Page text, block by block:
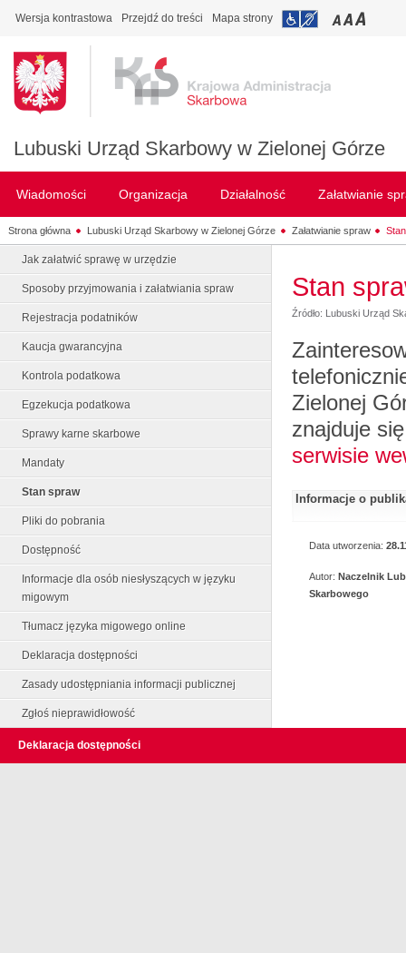
Wersja kontrastowa Przejdź do treści Mapa strony
Lubuski Urząd Skarbowy w Zielonej Górze
Wiadomości Organizacja Działalność Załatwianie
Strona główna Lubuski Urząd Skarbowy w Zielonej Górze Załatwianie spraw
Jak załatwić sprawę w urzędzie
Sposoby przyjmowania i załatwiania spraw
Rejestracja podatników
Kaucja gwarancyjna
Kontrola podatkowa
Egzekucja podatkowa
Sprawy karne skarbowe
Mandaty
Stan spraw
Pliki do pobrania
Dostępność
Informacje dla osób niesłyszących w języku
migowym
Tłumacz języka migowego online
Deklaracja dostępności
Zasady udostępniania informacji publicznej
Zgłoś nieprawidłowość
Stan
Źródło: Lubuski Urząd
Zielonej
znajduje
serwisie
Informacje o
Data utworzenia:
Autor: Naczelnik
Skarbowego
Deklaracja dostępności